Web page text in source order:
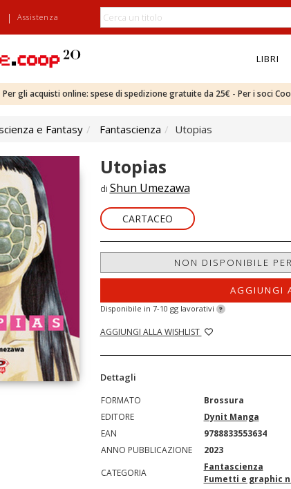
| Assistenza
LIBRI
Per gli acquisti online: spese di spedizione gratuite da 25€ - Per i soci
e Fantasy Fantascienza Utopias
Utopias
di Shun Umezawa
CARTACEO
NON DISPONIBILE
AGGIUNGI
Disponibile in 7-10 gg lavorativi ?
AGGIUNGI ALLA WISHLIST
Dettagli
FORMATO
Brossura
EDITORE
Dynit Manga
EAN
9788833553634
ANNO PUBBLICAZIONE
2023
CATEGORIA
Fantascienza
Fumetti e graphic